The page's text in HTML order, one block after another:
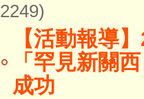
2249)
【活動報導
「罕見新關
成功